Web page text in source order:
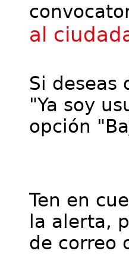
al
Si deseas
"Ya soy
opción
Ten en
la alerta,
de correo